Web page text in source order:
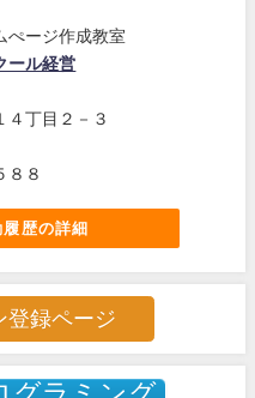
ぺージ作成教室
ール経営
４丁目２－３
８８
歴の詳細
登録ページ